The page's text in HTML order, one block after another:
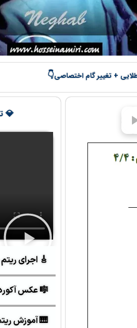
+ تغییر گام اختصاصی👇
💎
🎸 اجرای
🎼 عکس
🎹 آموزش ریتم